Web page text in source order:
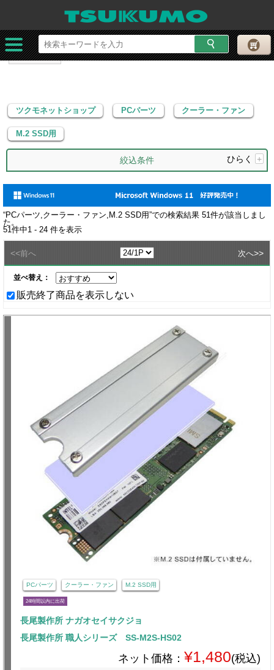
ツクモネットショップ PCパーツ
クーラー・ファン
M.2 SSD用
ツクモネットショップ PCパーツ クーラー・ファン
M.2 SSD用
絞込条件 ひらく +
“PCパーツ,クーラー・ファン,M.2 SSD用”での検索結果 51 件が該当しまし
た。
51 件中1 - 24 件を表示
<<前へ 次へ>>
並べ替え：
販売終了商品を表示しない
PCパーツ クーラー・ファン M.2 SSD用
24時間以内に出荷
長尾製作所 ナガオセイサクジョ
長尾製作所 職人シリーズ SS-M2S-HS02
ネット価格： ¥1,480(税込)